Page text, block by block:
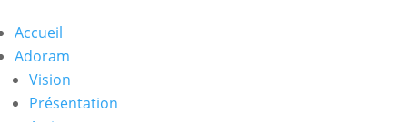
Accueil
Adoram
Vision
Présentation